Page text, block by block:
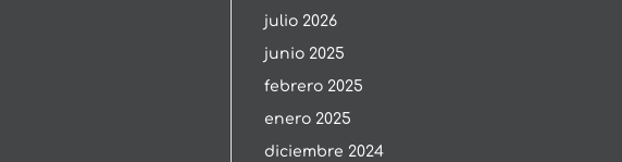
julio 2026
junio 2025
febrero 2025
enero 2025
diciembre 2024